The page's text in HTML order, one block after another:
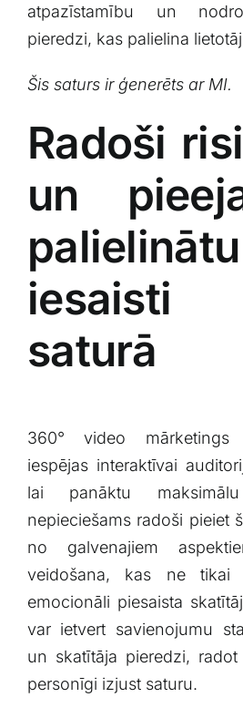
atpazīstamību un
pieredzi, kas palielina
Šis saturs ir⁤ ģenerēts ar MI.
Radoši
un
palielinātu⁣
iesaisti
saturā
360° video mārketings
iespējas interaktīvai
lai panāktu⁣
nepieciešams radoši pieiet
no galvenajiem
veidošana, kas ​ne
emocionāli‍ piesaista
var ietvert savienojumu
un skatītāja pieredzi,
personīgi izjust saturu.